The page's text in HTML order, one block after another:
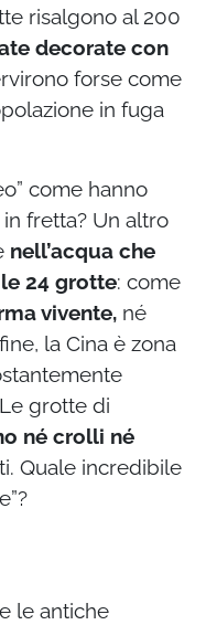
risalgono al 200
decorate con
forse come
in fuga
come hanno
fretta? Un altro
nell’acqua che
24 grotte: come
vivente, né
la Cina è zona
grotte di
né crolli né
Quale incredibile
le antiche